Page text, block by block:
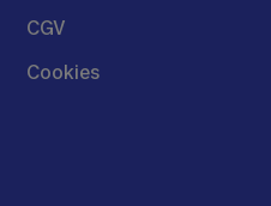
CGV
Cookies